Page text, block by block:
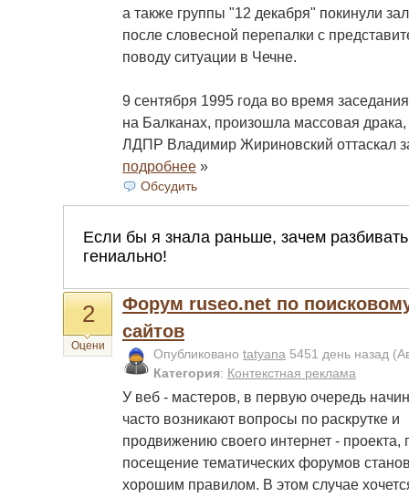
а также группы "12 декабря" покинули
после словесной перепалки с
поводу ситуации в Чечне.
9 сентября 1995 года во время
на Балканах, произошла массовая
ЛДПР Владимир Жириновский оттаскал
подробнее »
Обсудить
2
Оцени
Форум ruseo.net по
сайтов
Опубликовано tatyana 5451 день назад
Категория: Контекстная реклама
У веб - мастеров, в первую очередь
часто возникают вопросы по раскрутке и
продвижению своего интернет - проекта,
посещение тематических форумов
хорошим правилом. В этом случае